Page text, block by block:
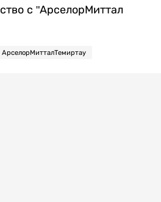
с "АрселорМиттал
АрселорМитталТемиртау